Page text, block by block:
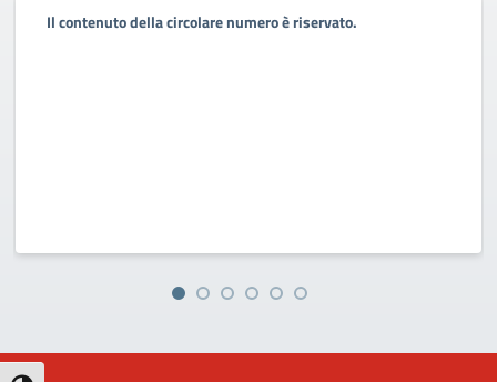
Il contenuto della circolare numero è riservato.